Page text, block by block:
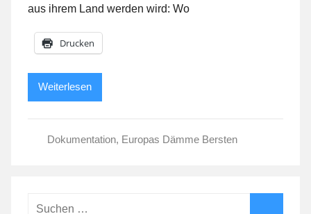
aus ihrem Land werden wird: Wo
Drucken
Weiterlesen
Dokumentation, Europas Dämme Bersten
Suchen